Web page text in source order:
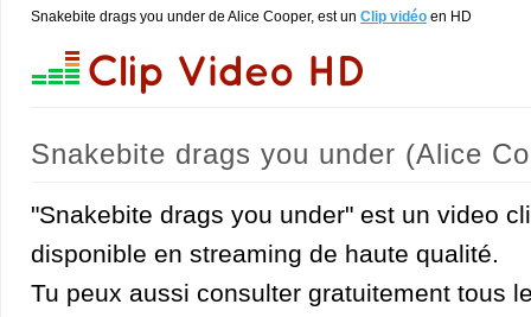
Snakebite drags you under de Alice Cooper, est un Clip vidéo en HD
Snakebite drags you under (Alice
"Snakebite drags you under" est un video
disponible en streaming de haute qualité.
Tu peux aussi consulter gratuitement tous